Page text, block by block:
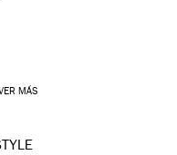
MÁS